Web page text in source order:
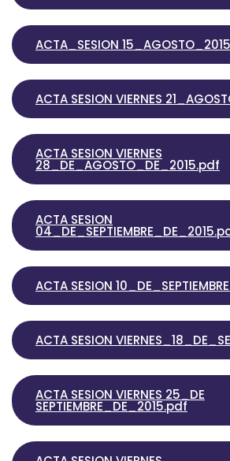
ACTA_SESION
ACTA SESION VIERNES
ACTA SESION VIERNES
28_DE_AGOSTO_DE_2015.pdf
ACTA SESION
ACTA SESION
ACTA SESION
ACTA SESION VIERNES 25_DE
SEPTIEMBRE_DE_2015.pdf